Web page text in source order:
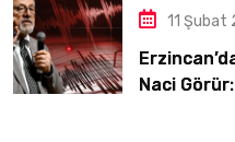
11 Şubat
Naci